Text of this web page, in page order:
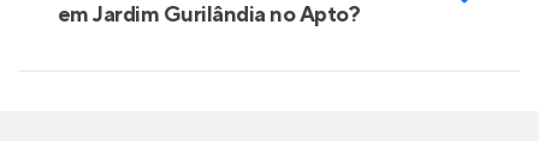
em Jardim Gurilândia no Apto?